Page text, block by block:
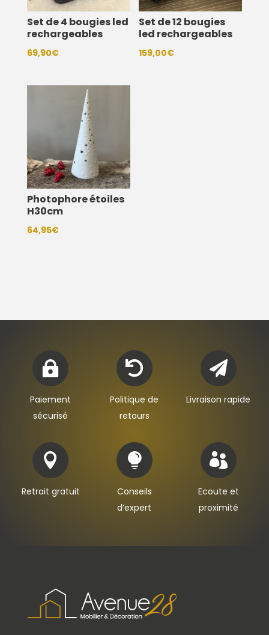
Set de 4 bougies led
rechargeables
69,90€
Set de 12 bougies
led rechargeables
159,00€
Photophore étoiles
H30cm
64,95€

Paiement
sécurisé

Politique de
retours

Livraison rapide

Retrait gratuit

Conseils
d’expert

Ecoute et
proximité